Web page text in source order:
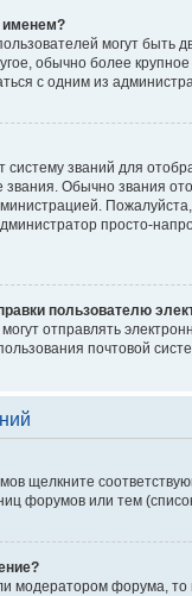
именем?
могут быть
обычно более
с одним из
систему званий для
Обычно звания
просто-
пользователю
отправлять
почтовой
щелкните
форумов или тем
модератором форума,